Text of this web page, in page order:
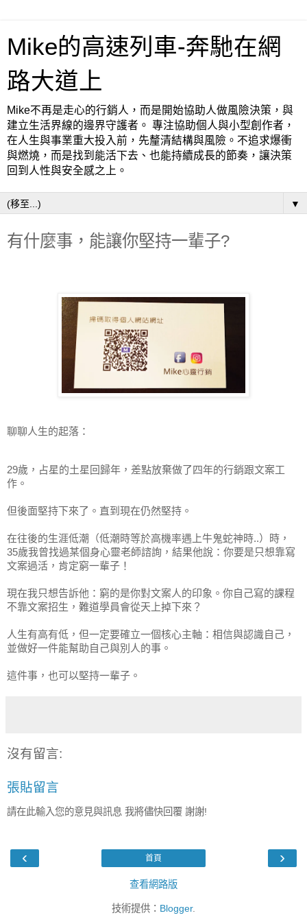
Mike的高速列車-奔馳在網
路大道上
Mike不再是走心的行銷人，而是開始協助人做風險決策，與
建立生活界線的邊界守護者。 專注協助個人與小型創作者，
在人生與事業重大投入前，先釐清結構與風險。不追求爆衝
與燃燒，而是找到能活下去、也能持續成長的節奏，讓決策
回到人性與安全感之上。
▼
有什麼事，能讓你堅持一輩子?
聊聊人生的起落：
29歲，占星的土星回歸年，差點放棄做了四年的行銷跟文案工
作。
但後面堅持下來了。直到現在仍然堅持。
在往後的生涯低潮（低潮時等於高機率遇上牛鬼蛇神時..）時，
35歲我曾找過某個身心靈老師諮詢，結果他說：你要是只想靠寫
文案過活，肯定窮一輩子！
現在我只想告訴他：窮的是你對文案人的印象。你自己寫的課程
不靠文案招生，難道學員會從天上掉下來？
人生有高有低，但一定要確立一個核心主軸：相信與認識自己，
並做好一件能幫助自己與別人的事。
這件事，也可以堅持一輩子。
沒有留言:
張貼留言
請在此輸入您的意見與訊息 我將儘快回覆 謝謝!
‹ ›
首頁
查看網路版
技術提供： Blogger.